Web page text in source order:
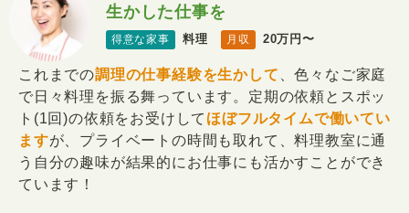
生かした仕事を
得意な家事 料理 月収 20万円〜
これまでの調理の仕事経験を生かして 、色々なご家庭
で日々料理を振る舞っています。定期の依頼とスポッ
ト(1回)の依頼をお受けして ほぼフルタイムで働いてい
ますが、プライベートの時間も取れて、料理教室に通
う自分の趣味が結果的にお仕事にも活かすことができ
ています！